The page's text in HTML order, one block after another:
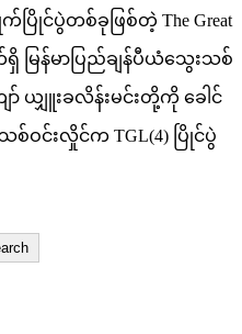
င်ပွဲတစ်ခုဖြစ်တဲ့ The Great
ရှိ မြန်မာပြည်ချန်ပီယံသွေးသစ်
ယျှူးခလိန်းမင်းတို့ကို ခေါင်
ဝင်းလှိုင်က TGL(4) ပြိုင်ပွဲ